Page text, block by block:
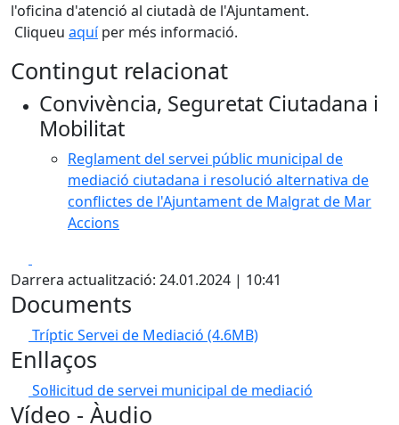
l'oficina d'atenció al ciutadà de l'Ajuntament.
Cliqueu aquíper més informació.
Contingut relacionat
Convivència, Seguretat Ciutadana i
Mobilitat
Reglament del servei públic municipal de
mediació ciutadana i resolució alternativa de
conflictes de l'Ajuntament de Malgrat de Mar
Accions
Darrera actualització: 24.01.2024 | 10:41
Documents
Tríptic Servei de Mediació (4.6MB)
Enllaços
Sol·licitud de servei municipal de mediació
Vídeo - Àudio